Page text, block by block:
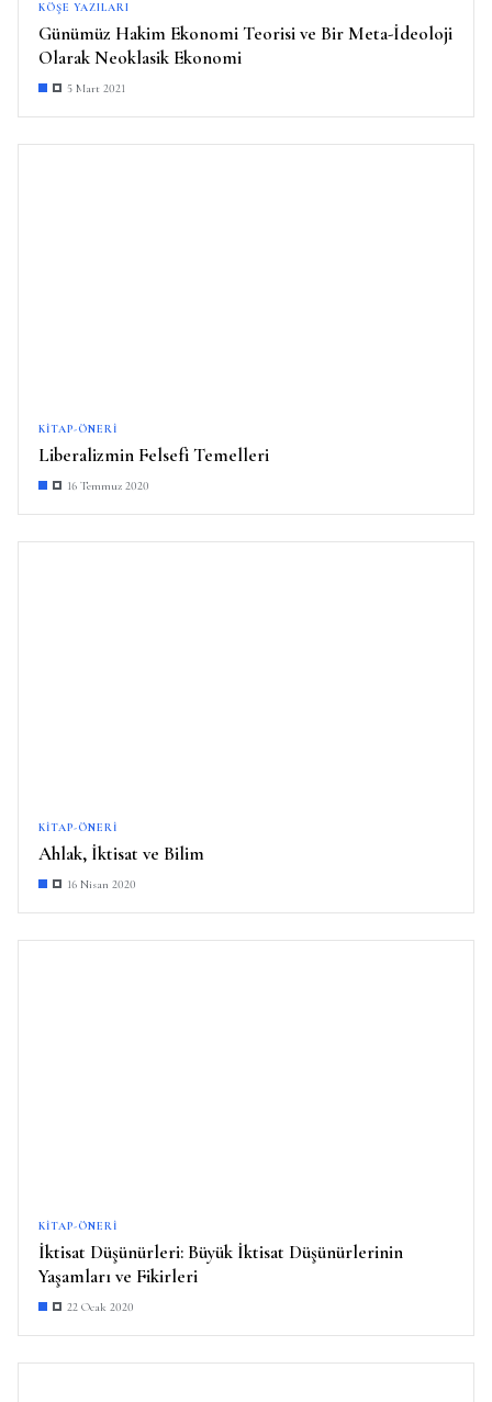
KÖŞE YAZILARI
Günümüz Hakim Ekonomi Teorisi ve Bir Meta-İdeoloji
Olarak Neoklasik Ekonomi
5 Mart 2021
KITAP-ÖNERI
Liberalizmin Felsefi Temelleri
16 Temmuz 2020
KITAP-ÖNERI
Ahlak, İktisat ve Bilim
16 Nisan 2020
KITAP-ÖNERI
İktisat Düşünürleri: Büyük İktisat Düşünürlerinin
Yaşamları ve Fikirleri
22 Ocak 2020